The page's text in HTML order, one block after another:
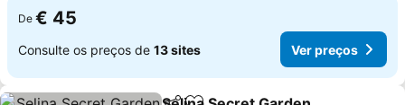
De € 45
Consulte os preços de 13 sites Ver preços